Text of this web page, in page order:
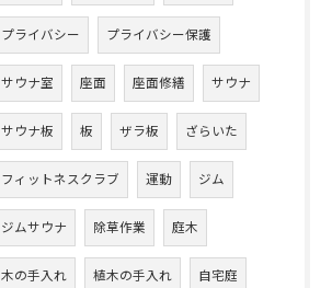
プライバシー プライバシー保護
サウナ室 座面 座面修繕 サウナ
サウナ板 板 ザラ板 ざらいた
フィットネスクラブ 運動 ジム
ジムサウナ 除草作業 庭木
木の手入れ 植木の手入れ 自宅庭